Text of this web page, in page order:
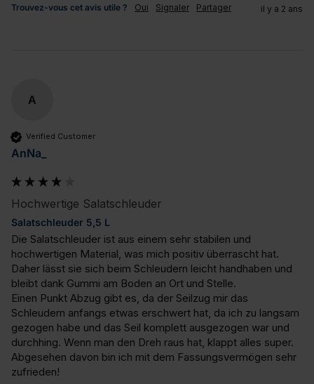
Trouvez-vous cet avis utile ? Oui Signaler Partager il y a 2 ans
A
Verified Customer
AnNa_
Hochwertige Salatschleuder
Salatschleuder 5,5 L
Die Salatschleuder ist aus einem sehr stabilen und
hochwertigen Material, was mich positiv überrascht hat.
Daher lässt sie sich beim Schleudern leicht handhaben und
bleibt dank Gummi am Boden an Ort und Stelle.
Einen Punkt Abzug gibt es, da der Seilzug mir das
Schleudern anfangs etwas erschwert hat, da ich zu langsam
gezogen habe und das Seil komplett ausgezogen war und
durchhing. Wenn man den Dreh raus hat, klappt alles super.
Abgesehen davon bin ich mit dem Fassungsvermögen sehr
zufrieden!